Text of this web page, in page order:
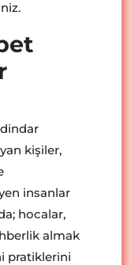
kişiler,
insanlar
hocalar,
almak
pratiklerini